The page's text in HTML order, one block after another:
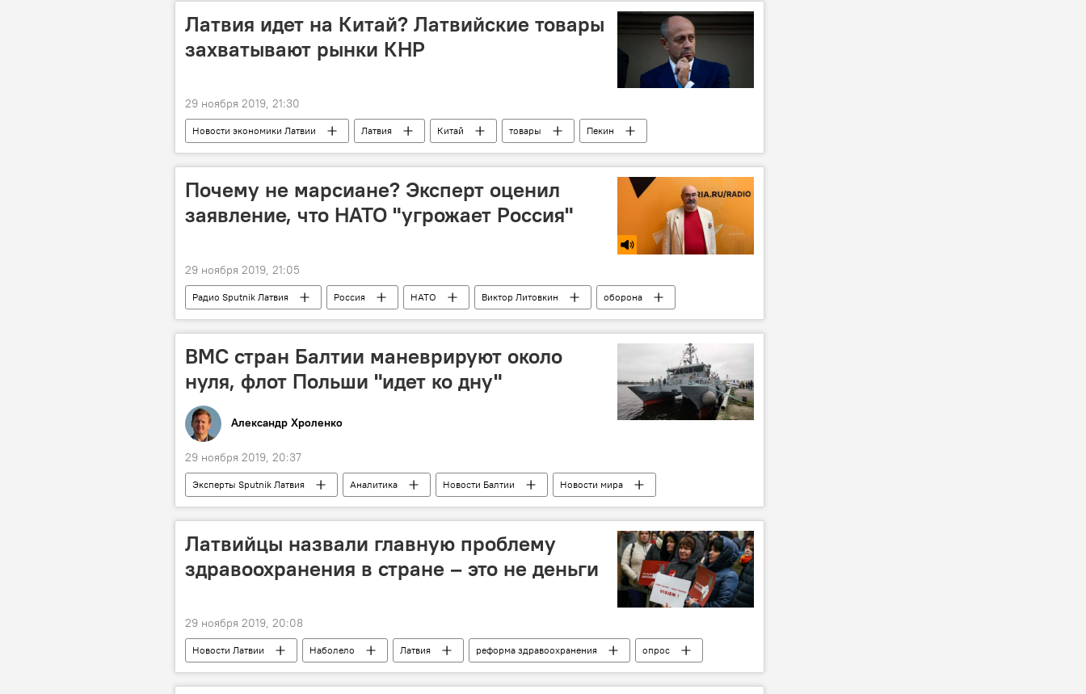
Латвия идет на Китай? Латвийские товары
захватывают рынки КНР
29 ноября 2019, 21:30
Новости экономики Латвии Латвия Китай товары Пекин
Почему не марсиане? Эксперт оценил
заявление, что НАТО "угрожает Россия"
29 ноября 2019, 21:05
Радио Sputnik Латвия Россия НАТО Виктор Литовкин
оборона
безопасность
ВМС стран Балтии маневрируют около
нуля, флот Польши "идет ко дну"
Александр Хроленко
29 ноября 2019, 20:37
Эксперты Sputnik Латвия Аналитика Новости Балтии
Новости мира
Латвия
Литва Эстония ВМС Польши флот
Латвийцы назвали главную проблему
здравоохранения в стране – это не деньги
29 ноября 2019, 20:08
Новости Латвии Наболело Латвия реформа здравоохранения опрос